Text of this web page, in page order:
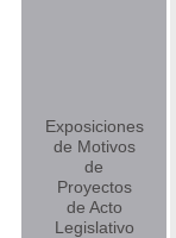
Exposiciones
de Motivos
de
Proyectos
de Acto
Legislativo